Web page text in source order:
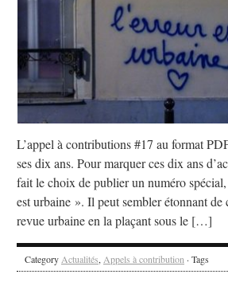
L’appel à contributions #17 au format
ses dix ans. Pour marquer ces dix ans
fait le choix de publier un numéro
est urbaine ». Il peut sembler étonnant de
revue urbaine en la plaçant sous le […]
Category Actualités, Appels à contribution · Tags